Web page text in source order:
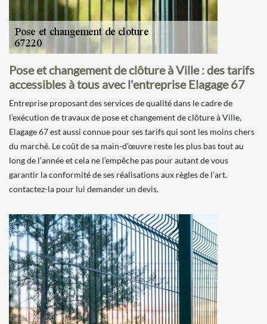
Pose et changement de clôture à Ville : des tarifs
accessibles à tous avec l'entreprise Elagage 67
Entreprise proposant des services de qualité dans le cadre de
l’exécution de travaux de pose et changement de clôture à Ville,
Elagage 67 est aussi connue pour ses tarifs qui sont les moins chers
du marché. Le coût de sa main-d’œuvre reste les plus bas tout au
long de l’année et cela ne l’empêche pas pour autant de vous
garantir la conformité de ses réalisations aux règles de l’art.
contactez-la pour lui demander un devis.